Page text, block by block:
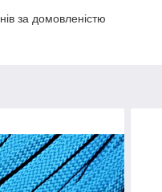
за домовленістю